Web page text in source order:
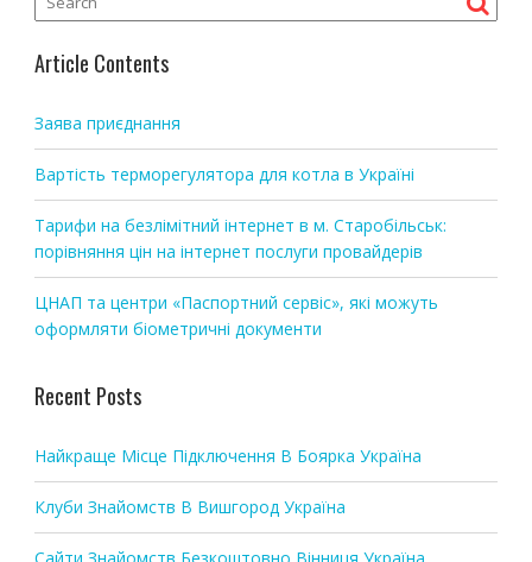
Article Contents
Заява приєднання
Вартість терморегулятора для котла в Україні
Тарифи на безлімітний інтернет в м. Старобільськ:
порівняння цін на інтернет послуги провайдерів
ЦНАП та центри «Паспортний сервіс», які можуть
оформляти біометричні документи
Recent Posts
Найкраще Місце Підключення В Боярка Україна
Клуби Знайомств В Вишгород Україна